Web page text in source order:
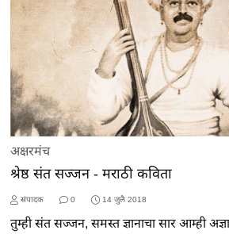
अक्षरमंच
श्रेष्ठ संत सज्जन - मराठी कविता
संपादक 0 14 जुलै 2018
तुम्ही संत सज्जन, समस्त ज्ञानाचा सार आम्ही